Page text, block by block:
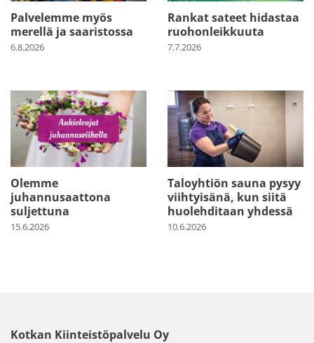
Palvelemme myös
merellä ja saaristossa
6.8.2026
Rankat sateet hidastaa
ruohonleikkuuta
7.7.2026
Olemme
juhannusaattona
suljettuna
15.6.2026
Taloyhtiön sauna pysyy
viihtyisänä, kun siitä
huolehditaan yhdessä
10.6.2026
Kotkan Kiinteistöpalvelu Oy